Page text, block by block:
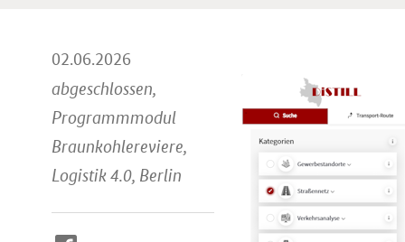
02.06.2026
abgeschlossen,
Programmmodul
Braunkohlereviere,
Logistik 4.0, Berlin